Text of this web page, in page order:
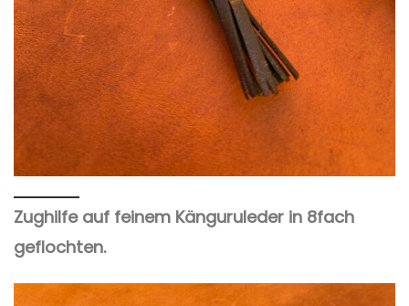
Zughilfe auf feinem Känguruleder in 8fach
geflochten.